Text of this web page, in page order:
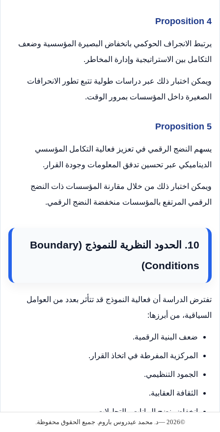
Proposition 4
يرتبط الانجراف الحوكمي بانخفاض البصيرة المؤسسية وضعف
التكامل بين الاستراتيجية وإدارة المخاطر.
ويمكن اختبار ذلك عبر دراسات طولية تتبع تطور الانحرافات
الصغيرة داخل المؤسسات بمرور الوقت.
Proposition 5
يسهم النضج الرقمي في تعزيز فعالية التكامل المؤسسي
الديناميكي عبر تحسين تدفق المعلومات وجودة القرار.
ويمكن اختبار ذلك من خلال مقارنة المؤسسات ذات النضج
الرقمي المرتفع بالمؤسسات منخفضة النضج الرقمي.
10. الحدود النظرية للنموذج (Boundary
Conditions)
تفترض الدراسة أن فعالية النموذج قد تتأثر بعدد من العوامل
السياقية، من أبرزها:
ضعف البنية الرقمية.
المركزية المفرطة في اتخاذ القرار.
الجمود التنظيمي.
الثقافة العقابية.
انخفاض نضج البيانات والتحليلات.